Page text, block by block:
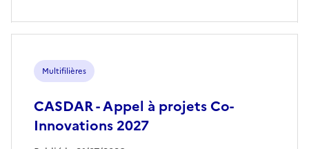
Multifilières
CASDAR - Appel à projets Co-
Innovations 2027